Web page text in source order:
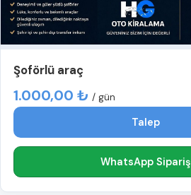
Şoförlü araç
1.000,00 ₺ / gün
Talep
WhatsApp Sipariş